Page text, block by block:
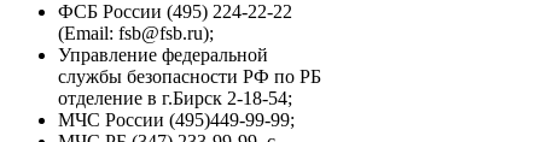
ФСБ России (495) 224-22-22
(Email: fsb@fsb.ru);
Управление федеральной
службы безопасности РФ по РБ
отделение в г.Бирск 2-18-54;
МЧС России (495)449-99-99;